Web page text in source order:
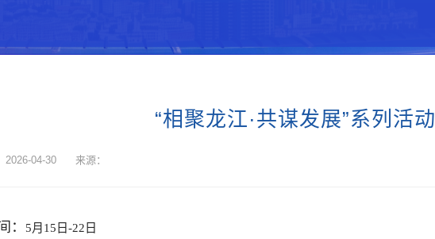
“相聚龙江·共谋发展”系列活动
2026-04-30 来源：
： 5月15日-22日